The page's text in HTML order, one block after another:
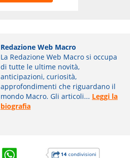
Redazione Web Macro
La Redazione Web Macro si occupa
di tutte le ultime novità,
anticipazioni, curiosità,
approfondimenti che riguardano il
mondo Macro. Gli articoli... Leggi la
biografia
14condivisioni